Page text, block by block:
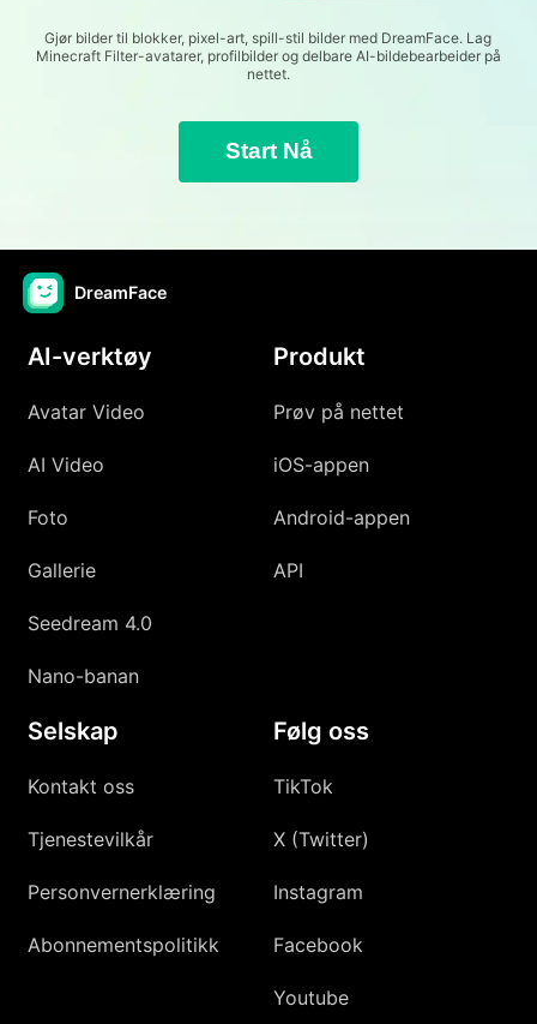
Gjør bilder til blokker, pixel-art, spill-stil bilder med DreamFace. Lag
Minecraft Filter-avatarer, profilbilder og delbare AI-bildebearbeider på
nettet.
Start Nå
DreamFace
AI-verktøy
Avatar Video
AI Video
Foto
Gallerie
Seedream 4.0
Nano-banan
Produkt
Prøv på nettet
iOS-appen
Android-appen
API
Selskap
Kontakt oss
Tjenestevilkår
Personvernerklæring
Abonnementspolitikk
Følg oss
TikTok
X (Twitter)
Instagram
Facebook
Youtube